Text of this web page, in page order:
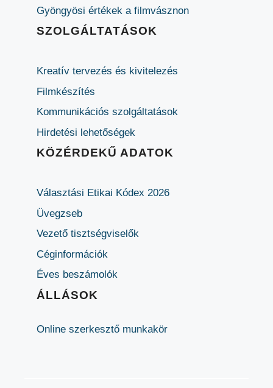
Gyöngyösi értékek a filmvásznon
SZOLGÁLTATÁSOK
Kreatív tervezés és kivitelezés
Filmkészítés
Kommunikációs szolgáltatások
Hirdetési lehetőségek
KÖZÉRDEKŰ ADATOK
Választási Etikai Kódex 2026
Üvegzseb
Vezető tisztségviselők
Céginformációk
Éves beszámolók
ÁLLÁSOK
Online szerkesztő munkakör